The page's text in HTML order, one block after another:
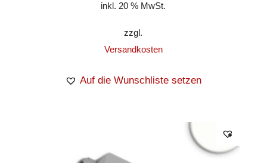
inkl. 20 % MwSt.
zzgl.
Versandkosten
Auf die Wunschliste setzen